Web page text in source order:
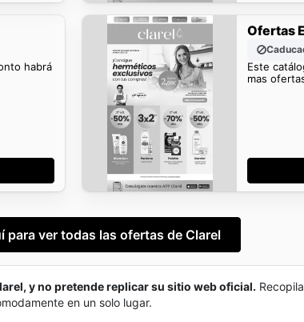
habrá
Ofertas
Este
mas
para ver todas las ofertas de Clarel
y no pretende replicar su sitio web oficial.
en un solo lugar.